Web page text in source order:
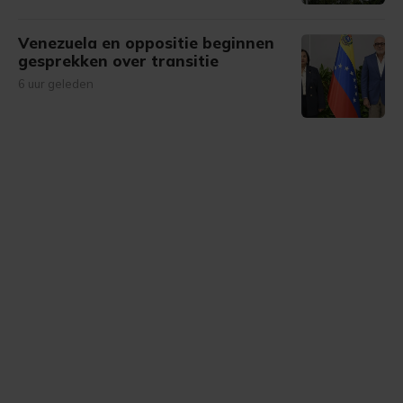
Venezuela en oppositie beginnen
gesprekken over transitie
6 uur geleden